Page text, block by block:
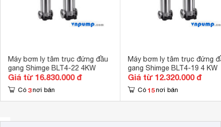
Máy bơm ly tâm trục đứng đầu
gang Shimge BLT4-22 4KW
Giá từ 16.830.000 đ
Có 3 nơi bán
Máy bơm ly tâm trục đứng
gang Shimge BLT4-19 4 KW
Giá từ 12.320.000 đ
Có 15 nơi bán